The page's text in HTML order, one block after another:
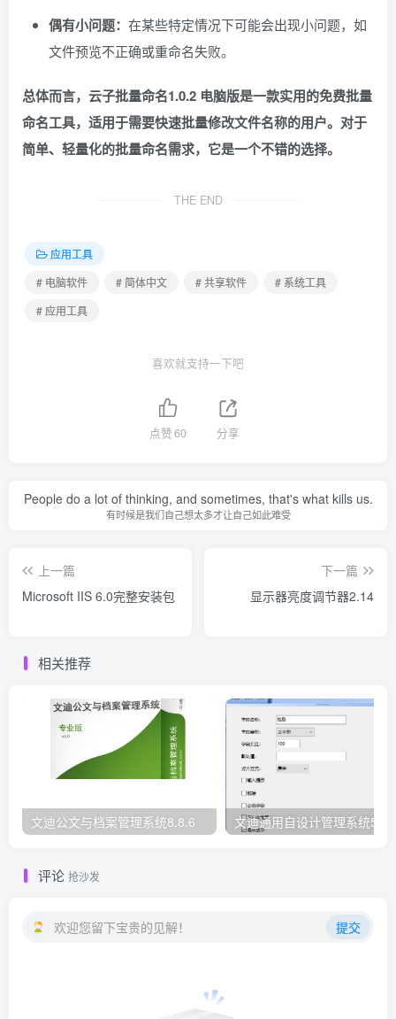
偶有小问题： 在某些特定情况下可能会出现小问题，如
文件预览不正确或重命名失败。
总体而言，云子批量命名1.0.2 电脑版是一款实用的免费批量
命名工具，适用于需要快速批量修改文件名称的用户。对于
简单、轻量化的批量命名需求，它是一个不错的选择。
THE END
应用工具
# 电脑软件
# 简体中文 # 共享软件
# 系统工具
# 应用工具
喜欢就支持一下吧
点赞60 分享
People do a lot of thinking, and sometimes, that's what kills us.
有时候是我们自己想太多才让自己如此难受
上一篇
Microsoft IIS 6.0完整安装包
下一篇
显示器亮度调节器2.14
相关推荐
文迪公文与档案管理系统8.8.6 文迪通用自设计管理系统
评论 抢沙发
欢迎您留下宝贵的见解！ 提交